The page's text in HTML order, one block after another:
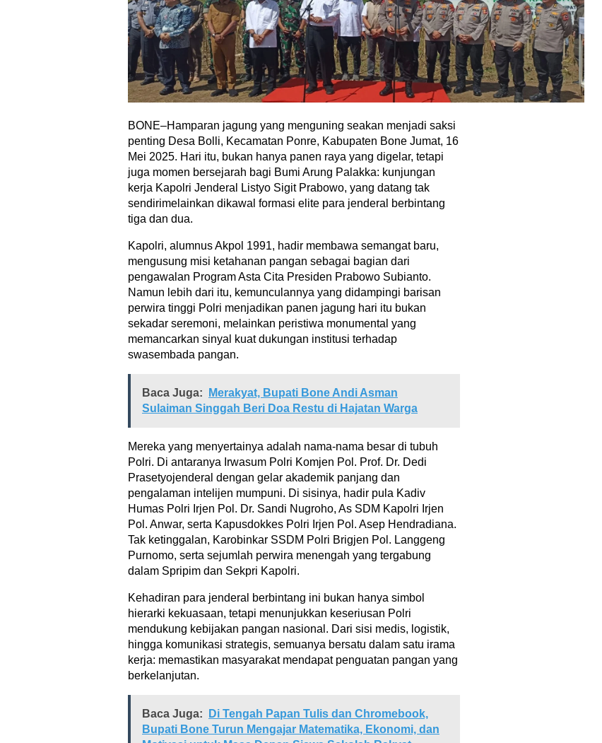
BONE–Hamparan jagung yang menguning seakan menjadi saksi
penting Desa Bolli, Kecamatan Ponre, Kabupaten Bone Jumat, 16
Mei 2025. Hari itu, bukan hanya panen raya yang digelar, tetapi
juga momen bersejarah bagi Bumi Arung Palakka: kunjungan
kerja Kapolri Jenderal Listyo Sigit Prabowo, yang datang tak
sendirimelainkan dikawal formasi elite para jenderal berbintang
tiga dan dua.
Kapolri, alumnus Akpol 1991, hadir membawa semangat baru,
mengusung misi ketahanan pangan sebagai bagian dari
pengawalan Program Asta Cita Presiden Prabowo Subianto.
Namun lebih dari itu, kemunculannya yang didampingi barisan
perwira tinggi Polri menjadikan panen jagung hari itu bukan
sekadar seremoni, melainkan peristiwa monumental yang
memancarkan sinyal kuat dukungan institusi terhadap
swasembada pangan.
Baca Juga:
Merakyat, Bupati Bone Andi Asman
Sulaiman Singgah Beri Doa Restu di Hajatan Warga
Mereka yang menyertainya adalah nama-nama besar di tubuh
Polri. Di antaranya Irwasum Polri Komjen Pol. Prof. Dr. Dedi
Prasetyojenderal dengan gelar akademik panjang dan
pengalaman intelijen mumpuni. Di sisinya, hadir pula Kadiv
Humas Polri Irjen Pol. Dr. Sandi Nugroho, As SDM Kapolri Irjen
Pol. Anwar, serta Kapusdokkes Polri Irjen Pol. Asep Hendradiana.
Tak ketinggalan, Karobinkar SSDM Polri Brigjen Pol. Langgeng
Purnomo, serta sejumlah perwira menengah yang tergabung
dalam Spripim dan Sekpri Kapolri.
Kehadiran para jenderal berbintang ini bukan hanya simbol
hierarki kekuasaan, tetapi menunjukkan keseriusan Polri
mendukung kebijakan pangan nasional. Dari sisi medis, logistik,
hingga komunikasi strategis, semuanya bersatu dalam satu irama
kerja: memastikan masyarakat mendapat penguatan pangan yang
berkelanjutan.
Baca Juga:
Di Tengah Papan Tulis dan Chromebook,
Bupati Bone Turun Mengajar Matematika, Ekonomi, dan